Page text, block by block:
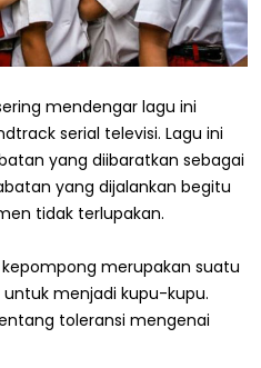
mendengar lagu ini
serial televisi. Lagu ini
yang diibaratkan sebagai
yang dijalankan begitu
tidak terlupakan.
merupakan suatu
menjadi kupu-kupu.
toleransi mengenai